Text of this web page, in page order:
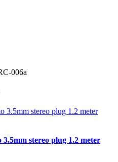
006a
stereo plug 1.2 meter